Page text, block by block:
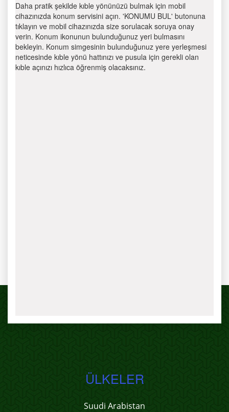
Daha pratik şekilde kıble yönünüzü bulmak için mobil
cihazınızda konum servisini açın. 'KONUMU BUL' butonuna
tıklayın ve mobil cihazınızda size sorulacak soruya onay
verin. Konum ikonunun bulunduğunuz yeri bulmasını
bekleyin. Konum simgesinin bulunduğunuz yere yerleşmesi
neticesinde kıble yönü hattınızı ve pusula için gerekli olan
kıble açınızı hızlıca öğrenmiş olacaksınız.
ÜLKELER
Suudi Arabistan